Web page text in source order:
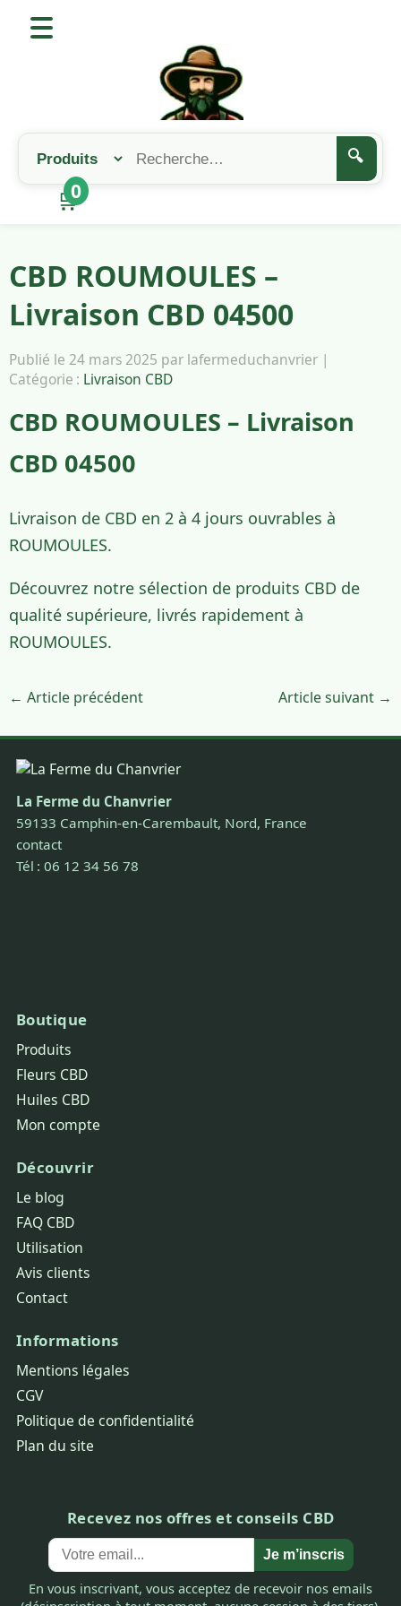
🔍
🛒
0
CBD ROUMOULES –
Livraison CBD 04500
Publié le 24 mars 2025 par lafermeduchanvrier |
Catégorie : Livraison CBD
CBD ROUMOULES – Livraison
CBD 04500
Livraison de CBD en 2 à 4 jours ouvrables à
ROUMOULES.
Découvrez notre sélection de produits CBD de
qualité supérieure, livrés rapidement à
ROUMOULES.
← Article précédent Article suivant →
La Ferme du Chanvrier
59133 Camphin-en-Carembault, Nord, France
contact
Tél : 06 12 34 56 78
Boutique
Produits
Fleurs CBD
Huiles CBD
Mon compte
Découvrir
Le blog
FAQ CBD
Utilisation
Avis clients
Contact
Informations
Mentions légales
CGV
Politique de confidentialité
Plan du site
Recevez nos offres et conseils CBD
Je m’inscris
En vous inscrivant, vous acceptez de recevoir nos emails